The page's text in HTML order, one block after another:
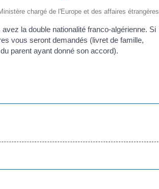
chargé de l'Europe et des affaires étrangères
la double nationalité franco-algérienne. Si
vous seront demandés (livret de famille,
parent ayant donné son accord).